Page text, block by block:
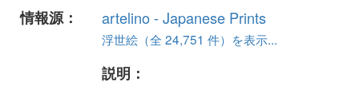
情報源：
artelino - Japanese Prints
浮世絵（全 24,751 件）を表示...
説明：